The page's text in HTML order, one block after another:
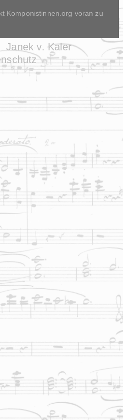
Komponistinnen.org voran zu
Janek v. Kaler